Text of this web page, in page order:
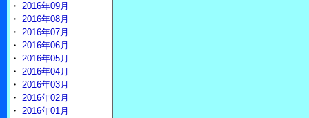
・ 2016年09月
・ 2016年08月
・ 2016年07月
・ 2016年06月
・ 2016年05月
・ 2016年04月
・ 2016年03月
・ 2016年02月
・ 2016年01月